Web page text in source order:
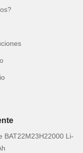
BAT22M23H22000 Li-